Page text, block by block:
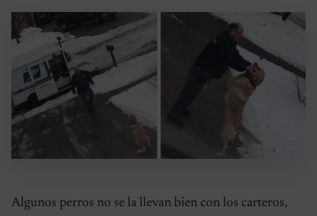
Algunos perros no se la llevan bien con los carteros,